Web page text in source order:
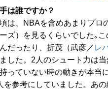
は誰ですか？
、NBAを含めあまりプロ
ズ）を見るくらいでした｡
だったり、折茂（武彦／ レ
した。2人のシュート力は
っていない時の動きが本当
を参考にしていました。あ